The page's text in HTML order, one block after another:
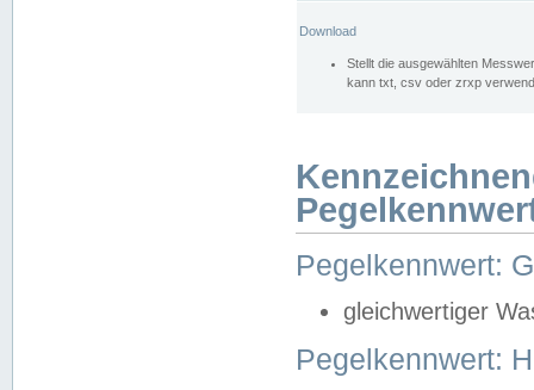
Download
Stellt die ausgewählten
kann txt, csv oder zrxp
Pegelkennwert:
gleichwertiger
Pegelkennwert: